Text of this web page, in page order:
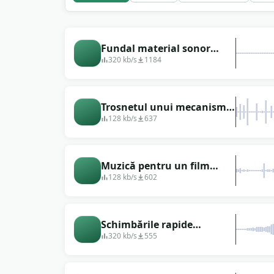
psihedelice nu sunt aici, dar audio-ul e -
Fundal material sonor
misterios, ritm magic
320 kb/s 1184
Trosnetul unui mecanism
de rană
128 kb/s 637
Muzică pentru un film
psihologic
128 kb/s 602
Schimbările rapide
psihedelice lovesc puternic
320 kb/s 555